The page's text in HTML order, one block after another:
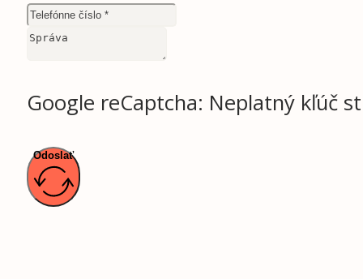
Google reCaptcha: Neplatný kľúč
Odoslať